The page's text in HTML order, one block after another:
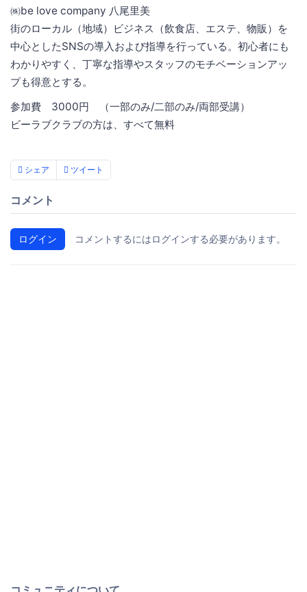
㈱be love company 八尾里美
街のローカル（地域）ビジネス（飲食店、エステ、物販）を
中心としたSNSの導入および指導を行っている。初心者にも
わかりやすく、丁寧な指導やスタッフのモチベーションアッ
プも得意とする。
参加費 3000円 （一部のみ/二部のみ/両部受講）
ビーラブクラブの方は、すべて無料
シェア ツイート
コメント
ログイン コメントするにはログインする必要があります。